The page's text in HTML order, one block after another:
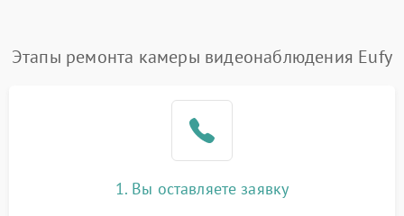
Этапы ремонта камеры видеонаблюдения Eufy
1. Вы оставляете заявку